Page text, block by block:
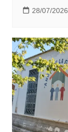
28/07/2026